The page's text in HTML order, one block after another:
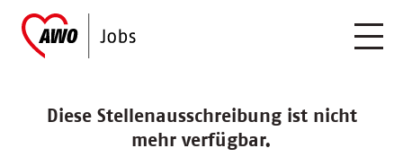
Diese Stellenausschreibung ist nicht
mehr verfügbar.